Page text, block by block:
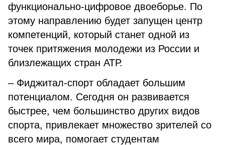
функционально-цифровое двоеборье. По
этому направлению будет запущен центр
компетенций, который станет одной из
точек притяжения молодежи из России и
близлежащих стран АТР.
– Фиджитал-спорт обладает большим
потенциалом. Сегодня он развивается
быстрее, чем большинство других видов
спорта, привлекает множество зрителей со
всего мира, помогает студентам